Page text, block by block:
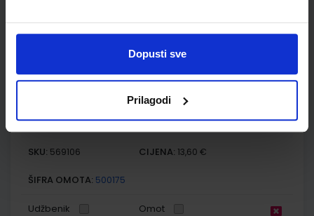
Dopusti sve
Prilagodi
Udžbenik Omot
škole (2021)
Danijel Orešić Ružica Vuk Igor Tišma Alenka Bujan
SKU: 569106 CIJENA: 13,60 €
ŠIFRA OMOTA: 500175
Udžbenik Omot